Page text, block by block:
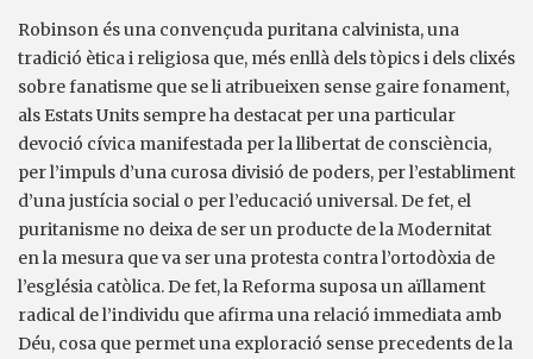
Robinson és una convençuda puritana calvinista, una
tradició ètica i religiosa que, més enllà dels tòpics i dels clixés
sobre fanatisme que se li atribueixen sense gaire fonament,
als Estats Units sempre ha destacat per una particular
devoció cívica manifestada per la llibertat de consciència,
per l’impuls d’una curosa divisió de poders, per l’establiment
d’una justícia social o per l’educació universal. De fet, el
puritanisme no deixa de ser un producte de la Modernitat
en la mesura que va ser una protesta contra l’ortodòxia de
l’església catòlica. De fet, la Reforma suposa un aïllament
radical de l’individu que afirma una relació immediata amb
Déu, cosa que permet una exploració sense precedents de la